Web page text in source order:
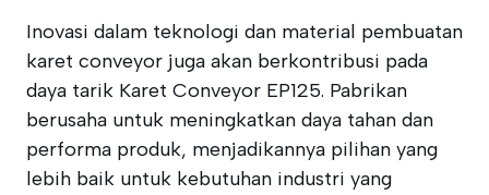
Inovasi dalam teknologi dan material pembuatan
karet conveyor juga akan berkontribusi pada
daya tarik Karet Conveyor EP125. Pabrikan
berusaha untuk meningkatkan daya tahan dan
performa produk, menjadikannya pilihan yang
lebih baik untuk kebutuhan industri yang